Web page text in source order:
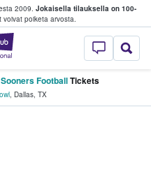
2009. Jokaisella tilauksella on 100-
voivat poiketa arvosta.
StubHub -
lippuja
FootballTickets
, Dallas, TX